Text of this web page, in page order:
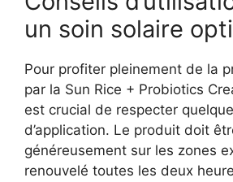
un soin solaire
Pour profiter pleinement de la
par la Sun Rice + Probiotics
est crucial de respecter
d’application. Le produit doit
généreusement sur les zones
renouvelé toutes les deux